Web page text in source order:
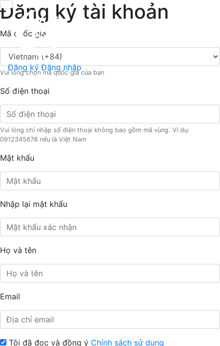
Đăng kýĐăng nhập
Đăng ký tài khoản
Mã quốc gia
Vui lòng chọn mã quốc gia của bạn
Số điện thoại
Vui lòng chỉ nhập số điện thoại không bao gồm mã vùng. Ví dụ:
0912345678 nếu là Việt Nam
Mật khẩu
Nhập lại mật khẩu
Họ và tên
Email
Tôi đã đọc và đồng ý Chính sách sử dụng